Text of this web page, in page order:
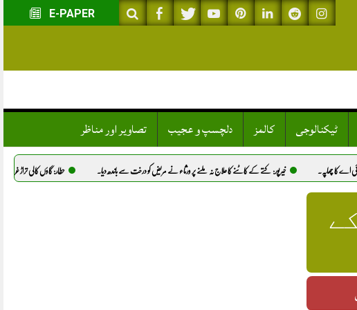
E-PAPER
ٹیکنالوجی کالمز دلچسپ و عجیب تصاویر اور مناظر
کتے کے کاٹنے کا علاج نہ ملنے پر ورثاء نے مریض کو درخت سے باندھ دیا. حطار: گاؤں کالی تراڑ غربی میں نوجوان شانہ کا قتل،